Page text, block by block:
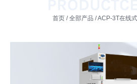
首页 /全部产品 / ACP-3T在线